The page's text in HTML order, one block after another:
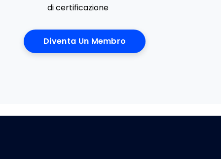
di certificazione
Diventa Un Membro